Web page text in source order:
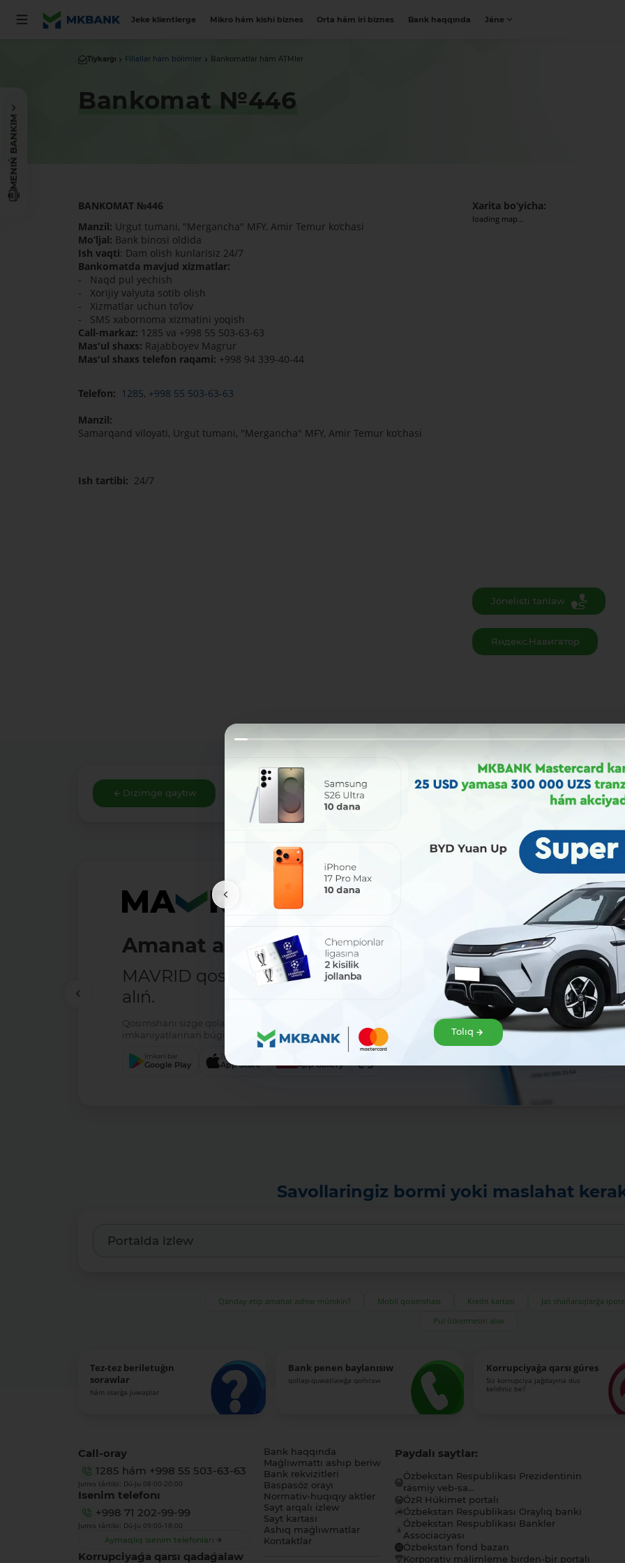
Jeke klientlerge Mikro hám kishi biznes Orta hám iri biznes Bank haqqında Jáne
MENIŃ BANKIM
Tiykarǵı Filiallar hám bólimler Bankomatlar hám ATMler
Bankomat №446
BANKOMAT №446
Manzil: Urgut tumani, "Mergancha" MFY, Amir Temur ko‘chasi
Mo‘ljal: Bank binosi oldida
Ish vaqti: Dam olish kunlarisiz 24/7
Bankomatda mavjud xizmatlar:
- Naqd pul yechish
- Xorijiy valyuta sotib olish
- Xizmatlar uchun to‘lov
- SMS xabornoma xizmatini yoqish
Call-markaz: 1285 va +998 55 503-63-63
Mas'ul shaxs: Rajabboyev Magrur
Mas'ul shaxs telefon raqami: +998 94 339-40-44
Telefon: 1285, +998 55 503-63-63
Manzil:
Samarqand viloyati, Urgut tumani, "Mergancha" MFY, Amir Temur ko‘chasi
Ish tartibi: 24/7
Xarita bo‘yicha:
loading map...
Jónelisti tańlaw
Яндекс.Навигатор
Dizimge qaytıw Bólisiw:
Amanat ashıw - ańsat!
MAVRID qosımshasın házir júklep
alıń.
Qosımshanı sizge qolaylı servis arqalı júklep alıń hám Mavrid
imkaniyatlarınan búgin-aq paydalanıwdı baslań!:
Imkani bar
Google Play
Júklew
App Store App Gallery
Savollaringiz bormi yoki maslahat
Qanday etip amanat ashıw múmkin? Mobil qosımshası Kredit kartası Jas shańaraqlarǵa
Pul ótkermesin alıw
Tez-tez beriletuǵın
sorawlar
hám olarǵa juwaplar
Bank penen baylanısıw
qollap-quwatlawǵa qońıraw
Korrupciyaǵa qarsı gúres
Siz korrupciya jaǵdayına dus
keldiniz be?
Call-oray
1285 hám +998 55 503-63-63
Jumıs tártibi: Dú-Ju 08:00-20:00
Isenim telefonı
+998 71 202-99-99
Jumıs tártibi: Dú-Ju 09:00-18:00
Aymaqlıq isenim telefonları
Korrupciyaǵa qarsı qadaǵalaw
Bank haqqında
Maǵlıwmattı ashıp beriw
Bank rekvizitleri
Baspasóz orayı
Normativ-huqıqıy aktler
Sayt arqalı izlew
Sayt kartası
Ashıq maǵlıwmatlar
Kontaktlar
Paydalı saytlar:
Ózbekstan Respublikası Prezidentinin
rásmiy veb-sa...
ÓzR Húkimet portalı
Ózbekstan Respublikası Oraylıq banki
Ózbekstan Respublikası Bankler
Associaciyası
Ózbekstan fond bazarı
Korporativ málimleme birden-bir portalı
Tolıq